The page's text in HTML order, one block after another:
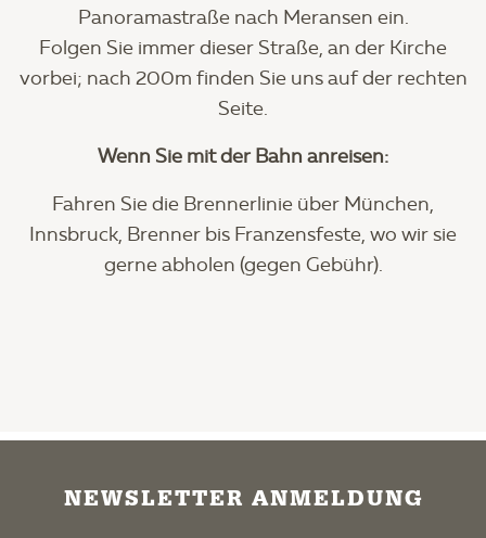
Panoramastraße nach Meransen ein.
Folgen Sie immer dieser Straße, an der Kirche
vorbei; nach 200m finden Sie uns auf der rechten
Seite.
Wenn Sie mit der Bahn anreisen:
Fahren Sie die Brennerlinie über München,
Innsbruck, Brenner bis Franzensfeste, wo wir sie
gerne abholen (gegen Gebühr).
NEWSLETTER ANMELDUNG